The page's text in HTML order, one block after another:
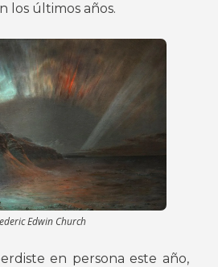
los últimos años.
Edwin Church
en persona este año,